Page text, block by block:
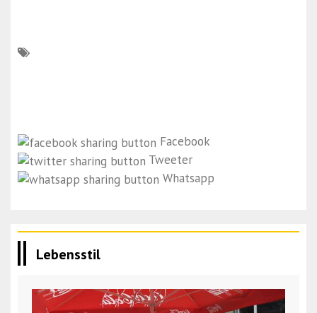
Facebook
Tweeter
Whatsapp
Lebensstil